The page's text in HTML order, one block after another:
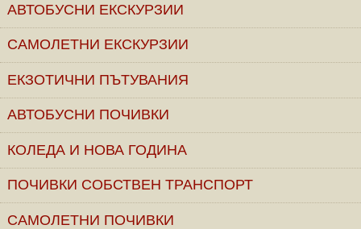
АВТОБУСНИ ЕКСКУРЗИИ
САМОЛЕТНИ ЕКСКУРЗИИ
ЕКЗОТИЧНИ ПЪТУВАНИЯ
АВТОБУСНИ ПОЧИВКИ
КОЛЕДА И НОВА ГОДИНА
ПОЧИВКИ СОБСТВЕН ТРАНСПОРТ
САМОЛЕТНИ ПОЧИВКИ